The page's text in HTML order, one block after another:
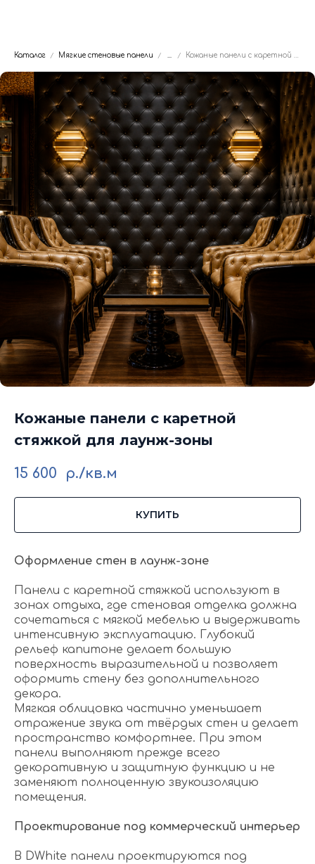
Каталог Мягкие стеновые панели
Кожаные панели с каретной
стяжкой для лаунж-зоны
15 600 р./кв.м
КУПИТЬ
Оформление стен в лаунж-зоне
Панели с каретной стяжкой используют в
зонах отдыха, где стеновая отделка должна
сочетаться с мягкой мебелью и выдерживать
интенсивную эксплуатацию. Глубокий
рельеф капитоне делает большую
поверхность выразительной и позволяет
оформить стену без дополнительного
декора.
Мягкая облицовка частично уменьшает
отражение звука от твёрдых стен и делает
пространство комфортнее. При этом
панели выполняют прежде всего
декоративную и защитную функцию и не
заменяют полноценную звукоизоляцию
помещения.
Проектирование под коммерческий интерьер
В DWhite панели проектируются под